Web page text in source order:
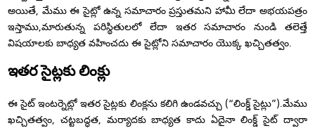
అయితే, మేము ఈ సైట్లో ఉన్న సమాచారం ప్రస్తుతమని హామీ లేదా అభయపత్రం
ఇస్తాము,మారుతున్న పరిస్థితులలో లేదా ఇతర సమాచారం నుండి తలెత్తే
విషయాలకు బాధ్యత వహించదు ఈ సైట్లోని సమాచారం యొక్క ఖచ్చితత్వం.
ఇతర సైట్లకు లింక్లు
ఈ సైట్ ఇంటర్నెట్లో ఇతర సైట్లకు లింక్లను కలిగి ఉండవచ్చు (“లింక్డ్ సైట్లు”).మేము
ఖచ్చితత్వం, చట్టబద్ధత, మర్యాదకు బాధ్యత కాదు ఏదైనా లింక్డ్ సైట్ ద్వారా